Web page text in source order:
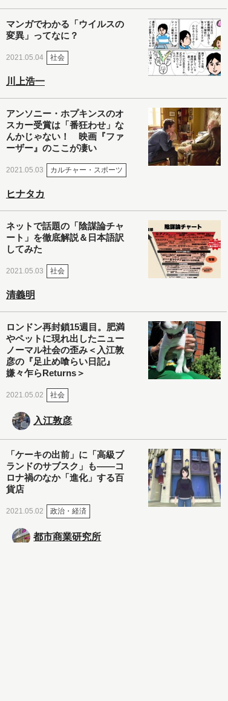
マンガでわかる「ウイルスの
変異」ってなに？
2021.05.04 社会
川上浩一
アンソニー・ホプキンスのオ
スカー受賞は「番狂わせ」な
んかじゃない！ 映画『ファ
ーザー』のここが凄い
2021.05.03 カルチャー・スポーツ
ヒナタカ
ネットで話題の「陰謀論チャ
ート」を徹底解説＆日本語訳
してみた
2021.05.03 社会
清義明
ロンドン再封鎖15週目。肥満
やペットに現れ出したニュー
ノーマル社会の歪み＜入江敦
彦の『足止め喰らい日記』
嫌々乍らReturns＞
2021.05.02 社会
入江敦彦
「ケーキの出前」に「高級ブ
ランドのサブスク」も――コ
ロナ禍のなか「進化」する百
貨店
2021.05.02 政治・経済
都市商業研究所